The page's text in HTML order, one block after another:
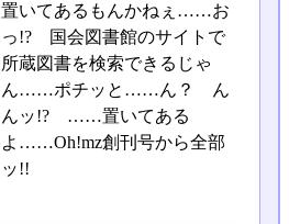
置いてあるもんかねぇ……お
っ!? 国会図書館のサイトで
所蔵図書を検索できるじゃ
ん……ポチッと……ん？ ん
んッ!? ……置いてある
よ……Oh!mz創刊号から全部
ッ!!